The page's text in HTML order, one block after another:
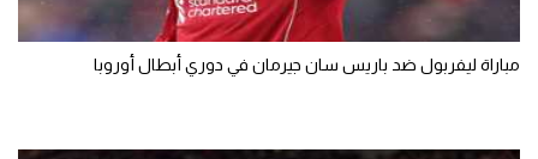
مباراة ليفربول ضد باريس سان جيرمان في دوري أبطال أوروبا